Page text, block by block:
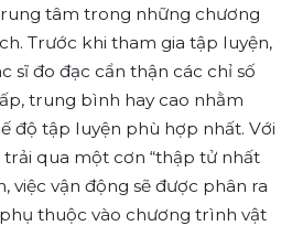
tâm trong những chương
Trước khi tham gia tập luyện,
sĩ đo đạc cẩn thận các chỉ số
trung bình hay cao nhằm
độ tập luyện phù hợp nhất. Với
qua một cơn “thập tử nhất
việc vận động sẽ được phân ra
thuộc vào chương trình vật